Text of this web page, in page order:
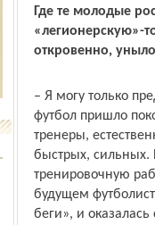
Где те молодые
«легионерскую»-
откровенно,
– Я могу только
футбол пришло
тренеры,
быстрых, сильных.
тренировочную
будущем
беги», и оказалась